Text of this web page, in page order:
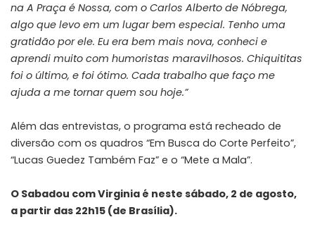
na A Praça é Nossa, com o Carlos Alberto de Nóbrega,
algo que levo em um lugar bem especial. Tenho uma
gratidão por ele. Eu era bem mais nova, conheci e
aprendi muito com humoristas maravilhosos. Chiquititas
foi o último, e foi ótimo. Cada trabalho que faço me
ajuda a me tornar quem sou hoje.”
Além das entrevistas, o programa está recheado de
diversão com os quadros “Em Busca do Corte Perfeito”,
“Lucas Guedez Também Faz” e o “Mete a Mala”.
O Sabadou com Virginia é neste sábado, 2 de agosto,
a partir das 22h15 (de Brasília).